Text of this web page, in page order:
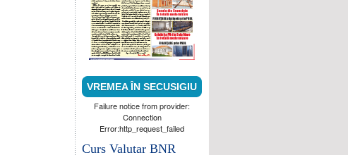
VREMEA ÎN SECUSIGIU
Failure notice from provider:
Connection
Error:http_request_failed
Curs Valutar BNR